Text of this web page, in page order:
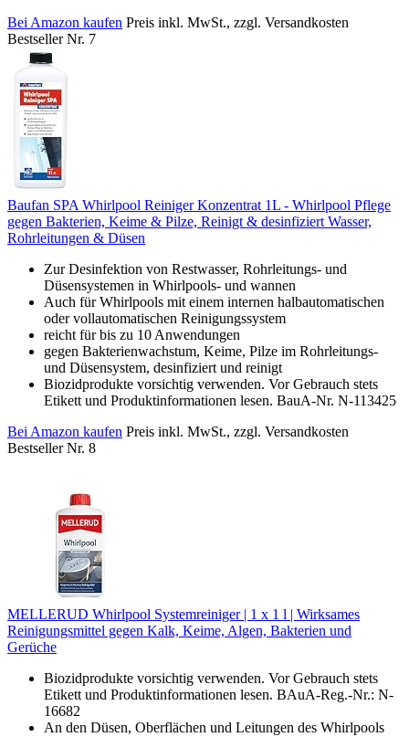
Bei Amazon kaufen Preis inkl. MwSt., zzgl. Versandkosten
Bestseller Nr. 7
Baufan SPA Whirlpool Reiniger Konzentrat 1L - Whirlpool Pflege
gegen Bakterien, Keime & Pilze, Reinigt & desinfiziert Wasser,
Rohrleitungen & Düsen
Zur Desinfektion von Restwasser, Rohrleitungs- und
Düsensystemen in Whirlpools- und wannen
Auch für Whirlpools mit einem internen halbautomatischen
oder vollautomatischen Reinigungssystem
reicht für bis zu 10 Anwendungen
gegen Bakterienwachstum, Keime, Pilze im Rohrleitungs-
und Düsensystem, desinfiziert und reinigt
Biozidprodukte vorsichtig verwenden. Vor Gebrauch stets
Etikett und Produktinformationen lesen. BauA-Nr. N-113425
Bei Amazon kaufen Preis inkl. MwSt., zzgl. Versandkosten
Bestseller Nr. 8
MELLERUD Whirlpool Systemreiniger | 1 x 1 l | Wirksames
Reinigungsmittel gegen Kalk, Keime, Algen, Bakterien und
Gerüche
Biozidprodukte vorsichtig verwenden. Vor Gebrauch stets
Etikett und Produktinformationen lesen. BAuA-Reg.-Nr.: N-
16682
An den Düsen, Oberflächen und Leitungen des Whirlpools